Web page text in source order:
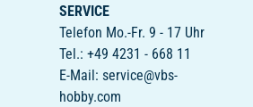
SERVICE
Telefon Mo.-Fr. 9 - 17 Uhr
Tel.: +49 4231 - 668 11
E-Mail: service@vbs-
hobby.com